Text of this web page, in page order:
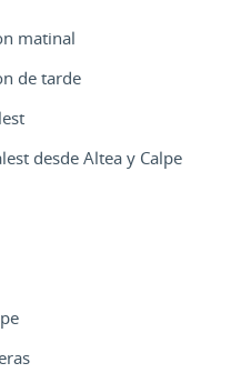
matinal
de tarde
desde Altea y Calpe